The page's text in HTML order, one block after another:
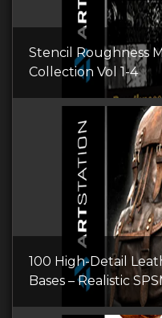
Stencil Roughness
Collection Vol 1-4
100 High-Detail
Bases – Realistic